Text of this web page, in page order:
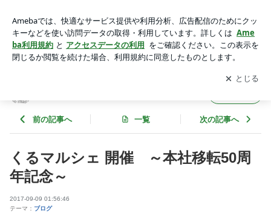
ログ
アプリをダウンロードして ブログの更新通知
を受け取りまし
ょう。
開く
前の記事へ 一覧 次の記事へ
くるマルシェ 開催 ～本社移転50周
年記念～
2017-09-09 01:56:46
テーマ： ブログ